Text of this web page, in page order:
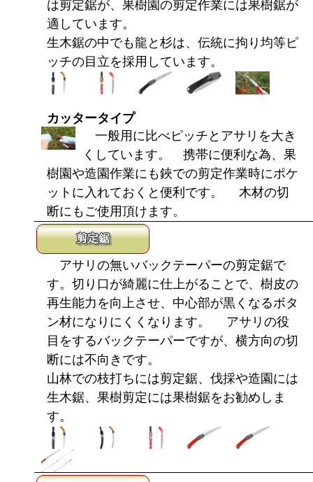
は剪定鋸が、果樹園の剪定作業には果樹鋸が
適しています。
生木鋸の中でも龍と杉は、伝統に拘り均等ピ
ッチの目立を採用しています。
カッタータイプ
一般用に比べピッチとアサリを大き
くしています。 携帯に便利な為、果
樹園や造園作業にも鋏での剪定作業時にポケ
ットに入れておくと便利です。 木材の切
断にもご使用頂けます。
剪定鋸
アサリの無いバックテーパーの剪定鋸で
す。切り口が綺麗に仕上がることで、樹皮の
再生能力を向上させ、中心部が黒くなるボタ
ン材になりにくくなります。 アサリの役
目をするバックテーパーですが、横方向の切
断には不向きです。
山林での枝打ちには剪定鋸、伐採や造園には
生木鋸、果樹剪定には果樹鋸をお勧めしま
す。